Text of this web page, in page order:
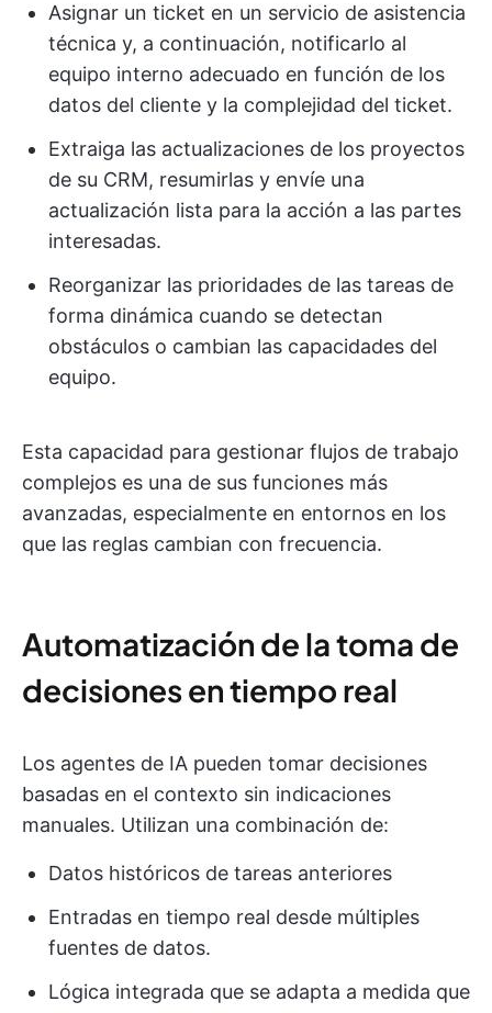
Asignar un ticket en un servicio de asistencia
técnica y, a continuación, notificarlo al
equipo interno adecuado en función de los
datos del cliente y la complejidad del ticket.
Extraiga las actualizaciones de los proyectos
de su CRM, resumirlas y envíe una
actualización lista para la acción a las partes
interesadas.
Reorganizar las prioridades de las tareas de
forma dinámica cuando se detectan
obstáculos o cambian las capacidades del
equipo.
Esta capacidad para gestionar flujos de trabajo
complejos es una de sus funciones más
avanzadas, especialmente en entornos en los
que las reglas cambian con frecuencia.
Automatización de la toma de
decisiones en tiempo real
Los agentes de IA pueden tomar decisiones
basadas en el contexto sin indicaciones
manuales. Utilizan una combinación de:
Datos históricos de tareas anteriores
Entradas en tiempo real desde múltiples
fuentes de datos.
Lógica integrada que se adapta a medida que